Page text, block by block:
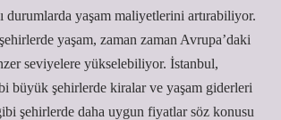
durumlarda yaşam maliyetlerini artırabiliyor.
yaşam, zaman zaman Avrupa’daki
seviyelere yükselebiliyor. İstanbul,
büyük şehirlerde kiralar ve yaşam giderleri
şehirlerde daha uygun fiyatlar söz konusu